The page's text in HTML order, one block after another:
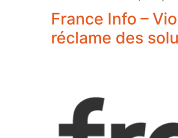
France Info –
réclame des